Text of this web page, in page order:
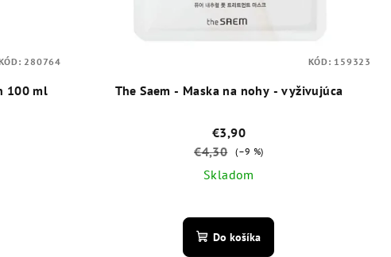
100 ml
280764
The Saem - Maska na nohy - vyživujúca
€3,90
€4,30
(–9 %)
Skladom
hodnotenie
produktu
Do košíka
KÓD: 159323